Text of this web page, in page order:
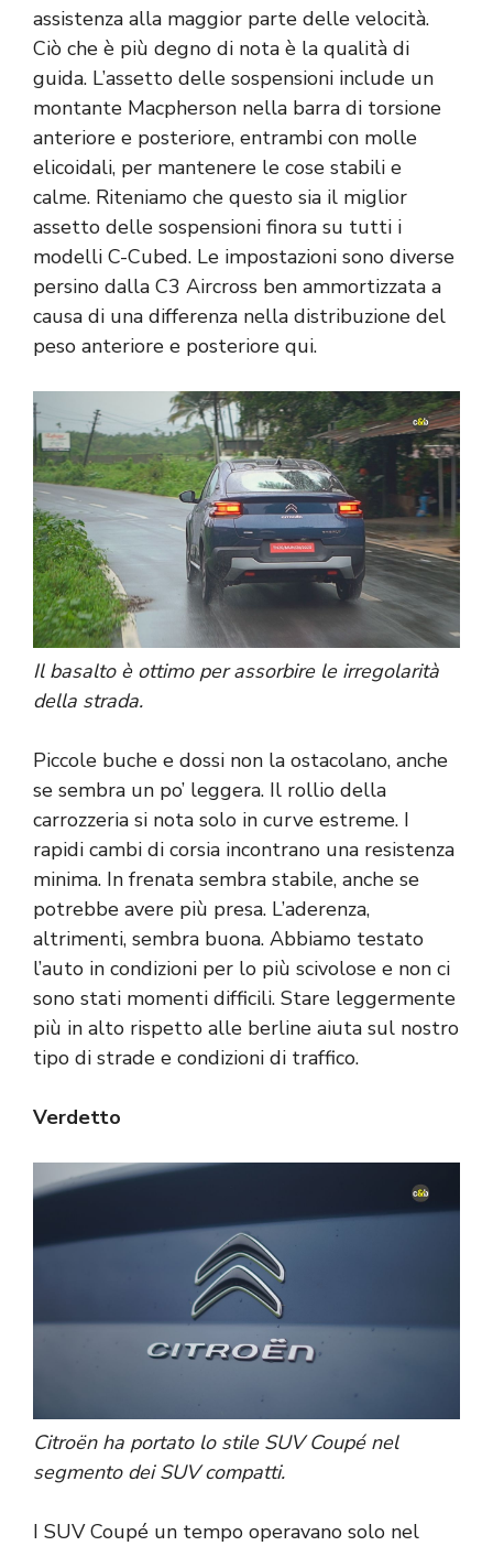
assistenza alla maggior parte delle velocità.
Ciò che è più degno di nota è la qualità di
guida. L’assetto delle sospensioni include un
montante Macpherson nella barra di torsione
anteriore e posteriore, entrambi con molle
elicoidali, per mantenere le cose stabili e
calme. Riteniamo che questo sia il miglior
assetto delle sospensioni finora su tutti i
modelli C-Cubed. Le impostazioni sono diverse
persino dalla C3 Aircross ben ammortizzata a
causa di una differenza nella distribuzione del
peso anteriore e posteriore qui.
Il basalto è ottimo per assorbire le irregolarità
della strada.
Piccole buche e dossi non la ostacolano, anche
se sembra un po’ leggera. Il rollio della
carrozzeria si nota solo in curve estreme. I
rapidi cambi di corsia incontrano una resistenza
minima. In frenata sembra stabile, anche se
potrebbe avere più presa. L’aderenza,
altrimenti, sembra buona. Abbiamo testato
l’auto in condizioni per lo più scivolose e non ci
sono stati momenti difficili. Stare leggermente
più in alto rispetto alle berline aiuta sul nostro
tipo di strade e condizioni di traffico.
Verdetto
Citroën ha portato lo stile SUV Coupé nel
segmento dei SUV compatti.
I SUV Coupé un tempo operavano solo nel